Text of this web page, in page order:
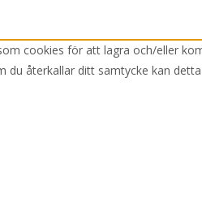
cookies för att lagra och/eller
du återkallar ditt samtycke kan